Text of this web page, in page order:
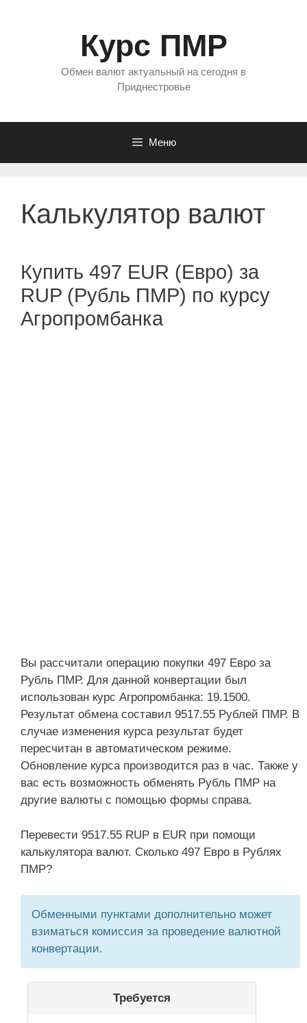
Курс ПМР
Обмен валют актуальный на сегодня в
Приднестровье
Меню
Калькулятор валют
Купить 497 EUR (Евро) за
RUP (Рубль ПМР) по курсу
Агропромбанка
Вы рассчитали операцию покупки 497 Евро за
Рубль ПМР. Для данной конвертации был
использован курс Агропромбанка: 19.1500.
Результат обмена составил 9517.55 Рублей ПМР. В
случае изменения курса результат будет
пересчитан в автоматическом режиме.
Обновление курса производится раз в час. Также у
вас есть возможность обменять Рубль ПМР на
другие валюты с помощью формы справа.
Перевести 9517.55 RUP в EUR при помощи
калькулятора валют. Сколько 497 Евро в Рублях
ПМР?
Обменными пунктами дополнительно может
взиматься комиссия за проведение валютной
конвертации.
Требуется